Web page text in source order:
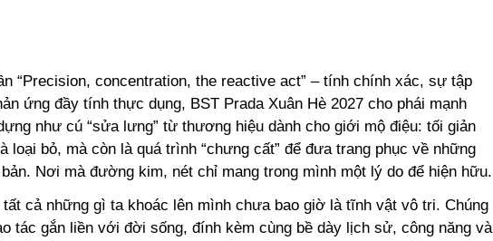
“Precision, concentration, the reactive act” – tính chính xác, sự tập
ứng đầy tính thực dụng, BST Prada Xuân Hè 2027 cho phái mạnh
như cú “sửa lưng” từ thương hiệu dành cho giới mộ điệu: tối giản
loại bỏ, mà còn là quá trình “chưng cất” để đưa trang phục về những
Nơi mà đường kim, nét chỉ mang trong mình một lý do để hiện hữu.
cả những gì ta khoác lên mình chưa bao giờ là tĩnh vật vô tri. Chúng
tác gắn liền với đời sống, đính kèm cùng bề dày lịch sử, công năng và